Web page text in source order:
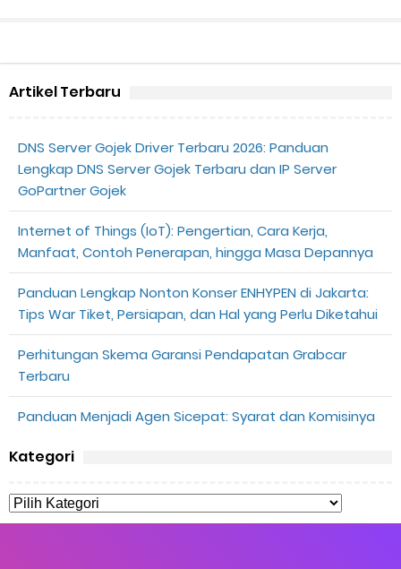
Artikel Terbaru
DNS Server Gojek Driver Terbaru 2026: Panduan
Lengkap DNS Server Gojek Terbaru dan IP Server
GoPartner Gojek
Internet of Things (IoT): Pengertian, Cara Kerja,
Manfaat, Contoh Penerapan, hingga Masa Depannya
Panduan Lengkap Nonton Konser ENHYPEN di Jakarta:
Tips War Tiket, Persiapan, dan Hal yang Perlu Diketahui
Perhitungan Skema Garansi Pendapatan Grabcar
Terbaru
Panduan Menjadi Agen Sicepat: Syarat dan Komisinya
Kategori